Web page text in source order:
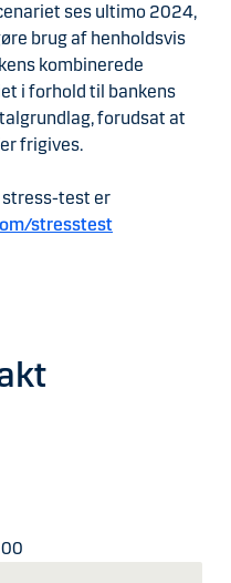
ses ultimo 2024,
brug af henholdsvis
kombinerede
i forhold til bankens
forudsat at
frigives.
stress-test er
stresstest